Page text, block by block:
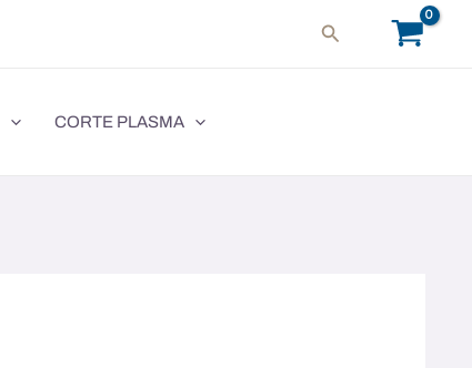
Buscar
CORTE PLASMA